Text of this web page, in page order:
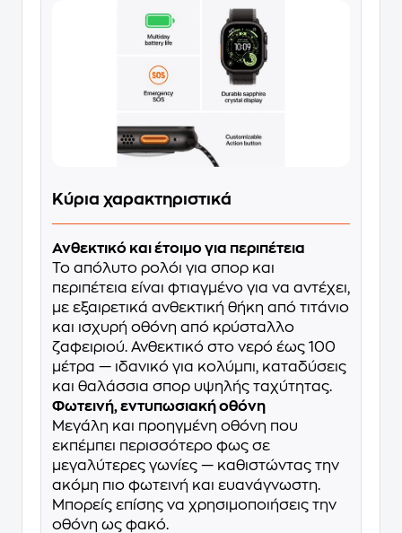
Κύρια χαρακτηριστικά
Ανθεκτικό και έτοιμο για περιπέτεια
Το απόλυτο ρολόι για σπορ και
περιπέτεια είναι φτιαγμένο για να αντέχει,
με εξαιρετικά ανθεκτική θήκη από τιτάνιο
και ισχυρή οθόνη από κρύσταλλο
ζαφειριού. Ανθεκτικό στο νερό έως 100
μέτρα — ιδανικό για κολύμπι, καταδύσεις
και θαλάσσια σπορ υψηλής ταχύτητας.
Φωτεινή, εντυπωσιακή οθόνη
Μεγάλη και προηγμένη οθόνη που
εκπέμπει περισσότερο φως σε
μεγαλύτερες γωνίες — καθιστώντας την
ακόμη πιο φωτεινή και ευανάγνωστη.
Μπορείς επίσης να χρησιμοποιήσεις την
οθόνη ως φακό.